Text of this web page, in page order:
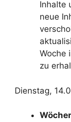
Inhalte
neue
Woche
zu
Dienstag,